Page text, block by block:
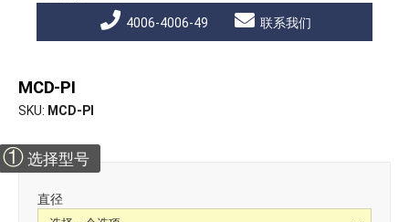
4006-4006-49 联系我们
MCD-PI
SKU MCD-PI
① 选择型号
直径